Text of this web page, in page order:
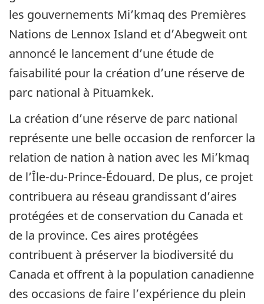
les gouvernements Mi’kmaq des Premières
Nations de Lennox Island et d’Abegweit ont
annoncé le lancement d’une étude de
faisabilité pour la création d’une réserve de
parc national à Pituamkek.
La création d’une réserve de parc national
représente une belle occasion de renforcer la
relation de nation à nation avec les Mi’kmaq
de l’Île-du-Prince-Édouard. De plus, ce projet
contribuera au réseau grandissant d’aires
protégées et de conservation du Canada et
de la province. Ces aires protégées
contribuent à préserver la biodiversité du
Canada et offrent à la population canadienne
des occasions de faire l’expérience du plein